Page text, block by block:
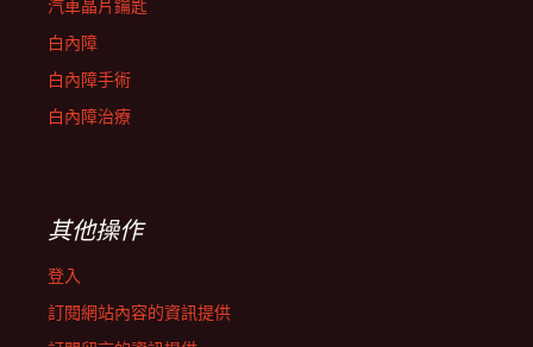
汽車晶片鑰匙
白內障
白內障手術
白內障治療
其他操作
登入
訂閱網站內容的資訊提供